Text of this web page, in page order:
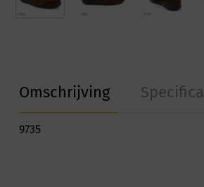
Omschrijving
9735